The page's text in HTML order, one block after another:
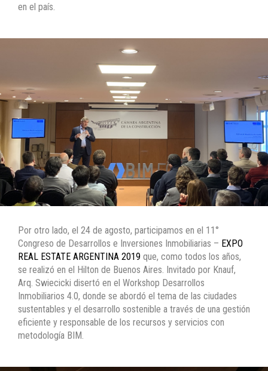
en el país.
Por otro lado, el 24 de agosto, participamos en el 11°
Congreso de Desarrollos e Inversiones Inmobiliarias – EXPO
REAL ESTATE ARGENTINA 2019 que, como todos los años,
se realizó en el Hilton de Buenos Aires. Invitado por Knauf,
Arq. Swiecicki disertó en el Workshop Desarrollos
Inmobiliarios 4.0, donde se abordó el tema de las ciudades
sustentables y el desarrollo sostenible a través de una gestión
eficiente y responsable de los recursos y servicios con
metodología BIM.